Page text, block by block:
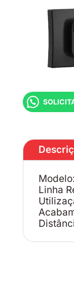
Linha